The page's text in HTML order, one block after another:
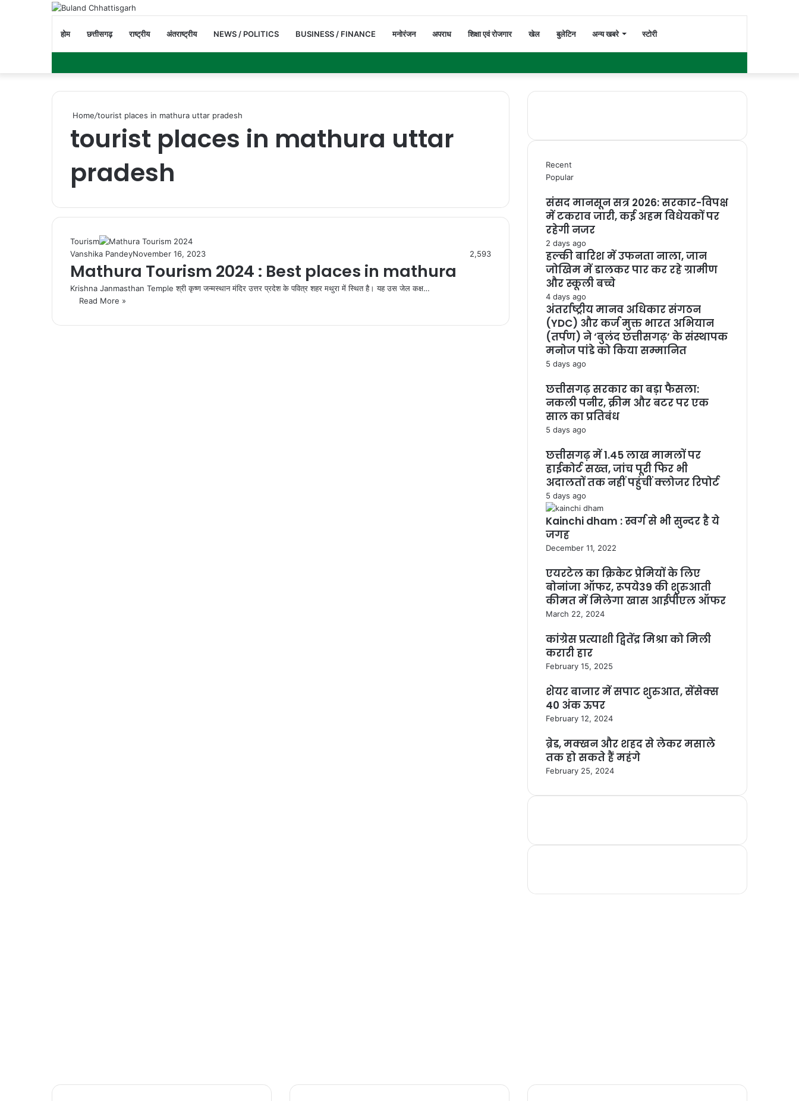
होम छत्तीसगढ़ राष्ट्रीय अंतराष्ट्रीय NEWS / POLITICS BUSINESS / FINANCE मनोरंजन अपराध शिक्षा एवं रोजगार खेल बुलेटिन अन्य खबरे स्टोरी
Home/tourist places in mathura uttar pradesh
tourist places in mathura uttar
pradesh
Tourism
Vanshika PandeyNovember 16, 2023 2,593
Mathura Tourism 2024 : Best places in mathura
Krishna Janmasthan Temple श्री कृष्ण जन्मस्थान मंदिर उत्तर प्रदेश के पवित्र शहर मथुरा में स्थित है। यह उस जेल कक्ष…
Read More »
Recent
Popular
संसद मानसून सत्र 2026: सरकार-विपक्ष
में टकराव जारी, कई अहम विधेयकों पर
रहेगी नजर
2 days ago
हल्की बारिश में उफनता नाला, जान
जोखिम में डालकर पार कर रहे ग्रामीण
और स्कूली बच्चे
4 days ago
अंतर्राष्ट्रीय मानव अधिकार संगठन
(YDC) और कर्ज मुक्त भारत अभियान
(तर्पण) ने ‘बुलंद छत्तीसगढ़’ के संस्थापक
मनोज पांडे को किया सम्मानित
5 days ago
छत्तीसगढ़ सरकार का बड़ा फैसला:
नकली पनीर, क्रीम और बटर पर एक
साल का प्रतिबंध
5 days ago
छत्तीसगढ़ में 1.45 लाख मामलों पर
हाईकोर्ट सख्त, जांच पूरी फिर भी
अदालतों तक नहीं पहुंचीं क्लोजर रिपोर्ट
5 days ago
Kainchi dham : स्वर्ग से भी सुन्दर है ये
जगह
December 11, 2022
एयरटेल का क्रिकेट प्रेमियों के लिए
बोनांजा ऑफर, रूपये39 की शुरुआती
कीमत में मिलेगा खास आईपीएल ऑफर
March 22, 2024
कांग्रेस प्रत्याशी द्वितेंद्र मिश्रा को मिली
करारी हार
February 15, 2025
शेयर बाजार में सपाट शुरुआत, सेंसेक्स
40 अंक ऊपर
February 12, 2024
ब्रेड, मक्खन और शहद से लेकर मसाले
तक हो सकते हैं महंगे
February 25, 2024